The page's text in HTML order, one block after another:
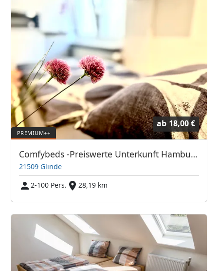
ab 18,00 €
Comfybeds -Preiswerte Unterkunft Hamburg und Umland
21509 Glinde
2-100 Pers.
28,19 km